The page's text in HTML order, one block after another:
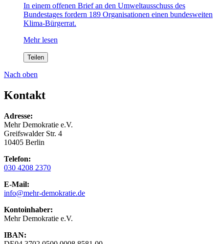
In einem offenen Brief an den Umweltausschuss des
Bundestages fordern 189 Organisationen einen bundesweiten
Klima-Bürgerrat.
Mehr lesen
Teilen
Nach oben
Kontakt
Adresse:
Mehr Demokratie e.V.
Greifswalder Str. 4
10405 Berlin
Telefon:
030 4208 2370
E-Mail:
info@mehr-demokratie.de
Kontoinhaber:
Mehr Demokratie e.V.
IBAN: